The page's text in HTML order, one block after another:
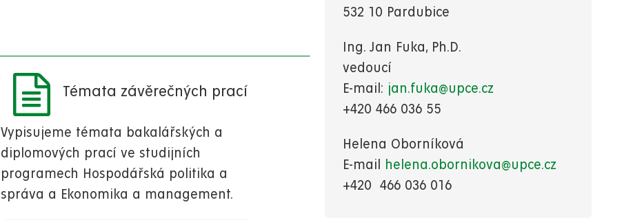
Témata závěrečných prací
Vypisujeme témata bakalářských a
diplomových prací ve studijních
programech Hospodářská politika a
správa a Ekonomika a management.
532 10 Pardubice
Ing. Jan Fuka, Ph.D.
vedoucí
E-mail: jan.fuka@upce.cz
+420466 036 55
Helena Oborníková
E-mail
helena.obornikova@upce.cz
+420 466 036 016